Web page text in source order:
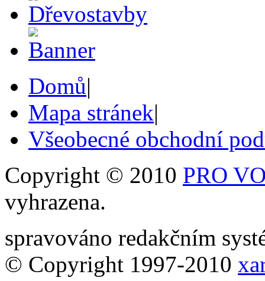
Domů|
Mapa stránek|
Všeobecné obchodní
Copyright © 2010 PRO
vyhrazena.
spravováno redakčním
© Copyright 1997-2010